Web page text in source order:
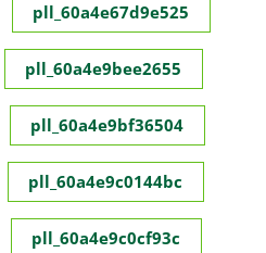
pll_60a4e67d9e525
pll_60a4e9bee2655
pll_60a4e9bf36504
pll_60a4e9c0144bc
pll_60a4e9c0cf93c